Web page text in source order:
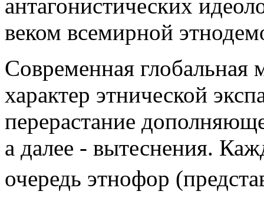
антагонистических
веком всемирной
Современная глобальная
характер этнической
перерастание
а далее - вытеснения.
очередь этнофор